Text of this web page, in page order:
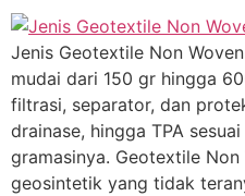
Jenis Geotextile Non
mudai dari 150 gr hingga
filtrasi, separator, dan
drainase, hingga TPA
gramasinya. Geotextile
geosintetik yang tidak